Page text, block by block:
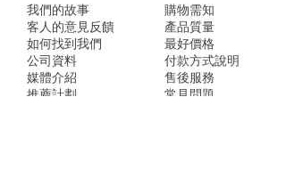
我們的故事
客人的意見反饋
如何找到我們
公司資料
媒體介紹
推薦計劃
​購物需知
產品質量
最好價格
付款方式說明
售後服務
常見問題